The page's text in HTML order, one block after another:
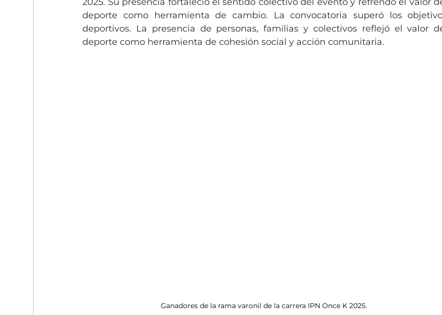
deporte como herramienta de cambio. La convocatoria superó los
deportivos. La presencia de personas, familias y colectivos reflejó el valor
deporte como herramienta de cohesión social y acción comunitaria.
Ganadores de la rama varonil de la carrera IPN Once K 2025.